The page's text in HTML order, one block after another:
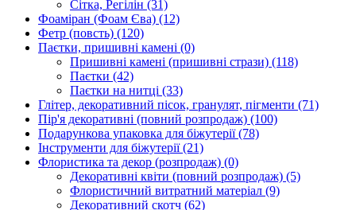
Сітка, Регілін (31)
Фоаміран (Фоам Єва) (12)
Фетр (повсть) (120)
Паєтки, пришивні камені (0)
Пришивні камені (пришивні стрази) (118)
Паєтки (42)
Паєтки на нитці (33)
Глітер, декоративний пісок, гранулят, пігменти (71)
Пір'я декоративні (повний розпродаж) (100)
Подарункова упаковка для біжутерії(78)
Інструменти для біжутерії(21)
Флористика та декор (розпродаж) (0)
Декоративні квіти (повний розпродаж) (5)
Флористичний витратний матеріал (9)
Декоративний скотч (62)